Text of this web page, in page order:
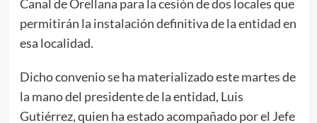
Canal de Orellana para la cesión de dos locales que
permitirán la instalación definitiva de la entidad en
esa localidad.
Dicho convenio se ha materializado este martes de
la mano del presidente de la entidad, Luis
Gutiérrez, quien ha estado acompañado por el Jefe